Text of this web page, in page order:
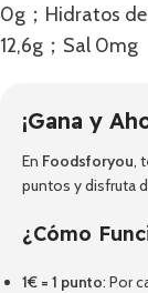
0g；Hidratos
12,6g；Sal 0mg
¡Gana y
En Foodsforyou,
puntos y disfruta
¿Cómo
1€ = 1 punto: Por